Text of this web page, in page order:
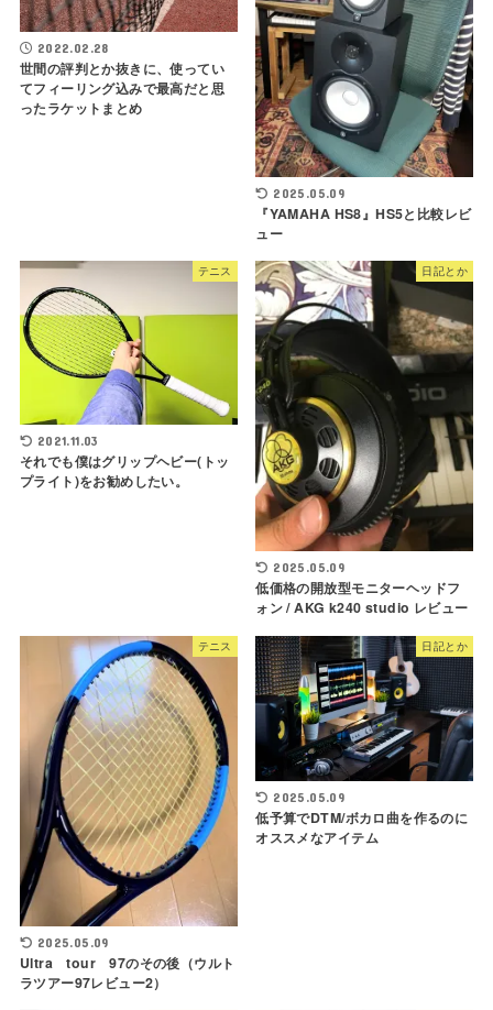
2022.02.28
世間の評判とか抜きに、使ってい
てフィーリング込みで最高だと思
ったラケットまとめ
2025.05.09
『YAMAHA HS8』HS5と比較レビ
ュー
テニス
2021.11.03
それでも僕はグリップヘビー(トッ
プライト)をお勧めしたい。
日記とか
2025.05.09
低価格の開放型モニターヘッドフ
ォン / AKG k240 studio レビュー
テニス
2025.05.09
Ultra tour 97のその後（ウルト
ラツアー97レビュー2）
日記とか
2025.05.09
低予算でDTM/ボカロ曲を作るのに
オススメなアイテム